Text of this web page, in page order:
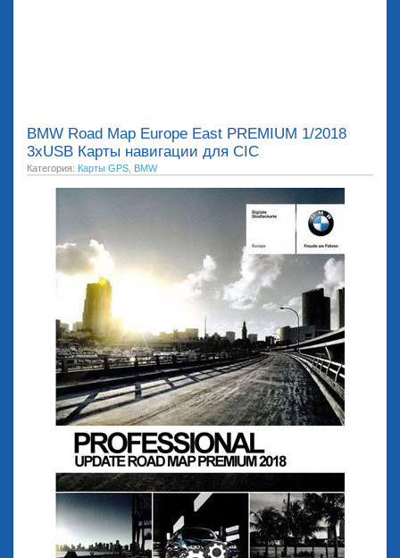
BMW Road Map Europe East PREMIUM 1/2018
3xUSB Карты навигации для CIC
Категория: Карты GPS BMW